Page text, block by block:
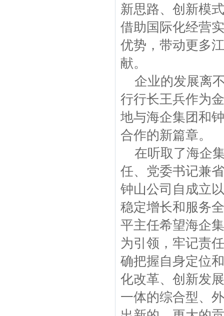
新思路、创新模
借助国际化经营
优势，带动更多
献。
企业的发展离
行行长王兵作为
地与海企集团和
合作的新篇章。
在听取了海企
任、党委书记兼
钟山公司自成立
稳定增长和服务
平主任希望海企
为引领，牢记责
确把握自身定位
化改革、创新发
一体的综合型、